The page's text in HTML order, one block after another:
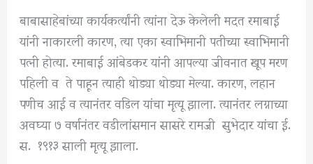
बाबासाहेबांच्या कार्यकर्त्यांनी त्यांना देऊ केलेली मदत रमाबाई
यांनी नाकारली कारण, त्या एका स्वाभिमानी पतीच्या स्वाभिमानी
पत्नी होत्या. रमाबाई आंबेडकर यांनी आपल्या जीवनात खूप मरण
पहिली व ते पाहून त्याही थोड्या थोड्या मेल्या. कारण, लहान
पणीच आई व त्यानंतर वडिल यांचा मृत्यू झाला. त्यानंतर लग्नाच्या
अवघ्या ७ वर्षानंतर वडीलांसमान सासरे रामजी सुभेदार यांचा ई.
स. १९१३ साली मृत्यू झाला.